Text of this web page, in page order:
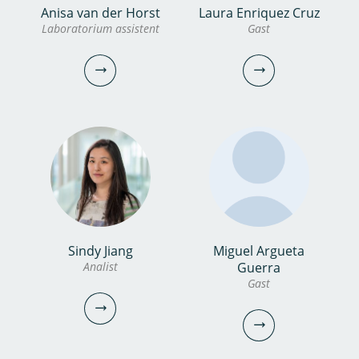
bekijk
dr. Hilmer Bosch
Onderzoeker
030-6069552
hilmer.bosch@kwrwater.nl
bekijk profiel
Bozan Caglar
Gast
bozan.caglar@kwrwater.nl
bekijk profiel
Anisa van der Horst
Laboratorium assistent
Anisa van der Horst
Laboratorium assistent
Laura Enriquez Cruz
Gast
Laura Enriquez Cruz
Sindy Jiang
Analist
Miguel Argueta
Guerra
Gast